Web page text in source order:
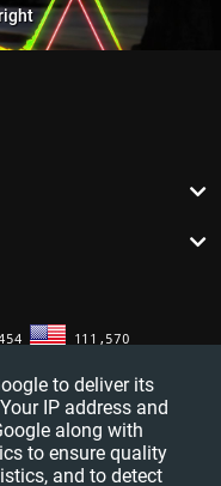
to deliver its
IP address and
along with
to ensure quality
and to detect